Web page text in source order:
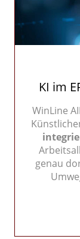
KI im
WinLine
genau